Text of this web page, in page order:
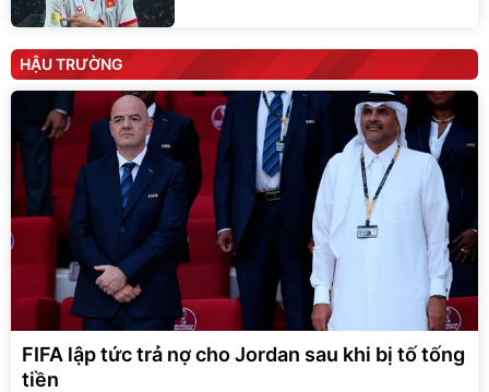
HẬU TRƯỜNG
FIFA lập tức trả nợ cho Jordan sau khi bị tố tống
tiền